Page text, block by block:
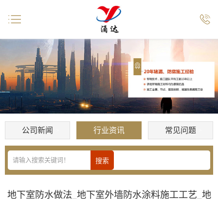
公司新闻 行业资讯 常见问题
地下室防水做法_地下室外墙防水涂料施工工艺_地
 